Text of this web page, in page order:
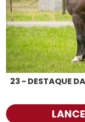
23 - DESTAQUE